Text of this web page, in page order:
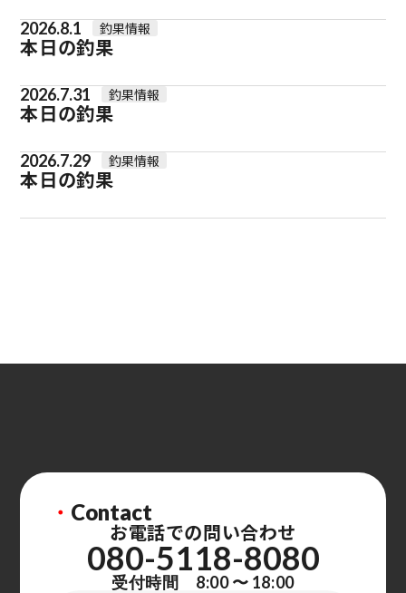
2026.8.1 釣果情報
本日の釣果
2026.7.31 釣果情報
本日の釣果
2026.7.29 釣果情報
本日の釣果
・ Contact
お電話での問い合わせ
080-5118-8080
受付時間 8:00 〜 18:00